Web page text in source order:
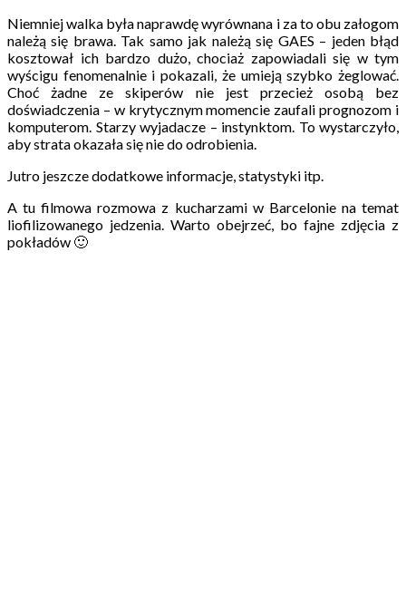
Niemniej walka była naprawdę wyrównana i za to obu załogom
należą się brawa. Tak samo jak należą się GAES – jeden błąd
kosztował ich bardzo dużo, chociaż zapowiadali się w tym
wyścigu fenomenalnie i pokazali, że umieją szybko żeglować.
Choć żadne ze skiperów nie jest przecież osobą bez
doświadczenia – w krytycznym momencie zaufali prognozom i
komputerom. Starzy wyjadacze – instynktom. To wystarczyło,
aby strata okazała się nie do odrobienia.
Jutro jeszcze dodatkowe informacje, statystyki itp.
A tu filmowa rozmowa z kucharzami w Barcelonie na temat
liofilizowanego jedzenia. Warto obejrzeć, bo fajne zdjęcia z
pokładów 🙂